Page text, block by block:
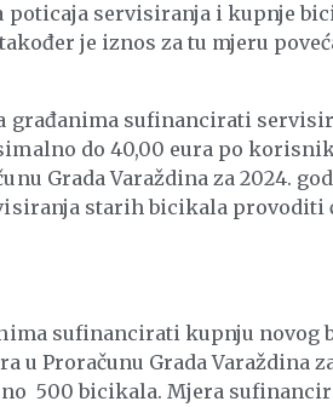
poticaja servisiranja i kupnje
je iznos za tu mjeru
građanima sufinancirati
do 40,00 eura po
Grada Varaždina za 2024.
starih bicikala provoditi
sufinancirati kupnju
u Proračunu Grada Varaždina
500 bicikala. Mjera